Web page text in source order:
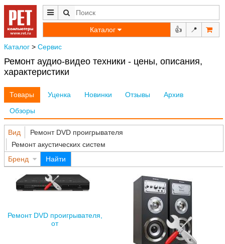
Каталог 👍 📍
Каталог > Сервис
Ремонт аудио-видео техники - цены, описания,
характеристики
Товары Уценка Новинки Отзывы
Архив
Обзоры
Вид
Ремонт DVD проигрывателя
Ремонт акустических систем
Бренд
Найти
Ремонт DVD проигрывателя,
от